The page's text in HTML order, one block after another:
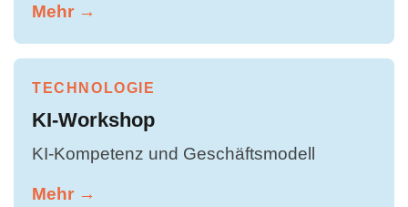
Mehr →
TECHNOLOGIE
KI-Workshop
KI-Kompetenz und Geschäftsmodell
Mehr →